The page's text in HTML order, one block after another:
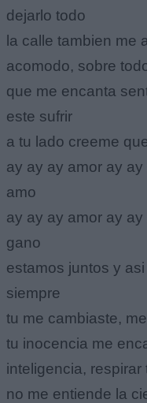
dejarlo todo
la calle tambien me
acomodo, sobre
que me encanta
este sufrir
a tu lado creeme
ay ay ay amor ay
amo
ay ay ay amor ay
gano
estamos juntos y
siempre
tu me cambiaste,
tu inocencia me
inteligencia, respirar
no me entiende la